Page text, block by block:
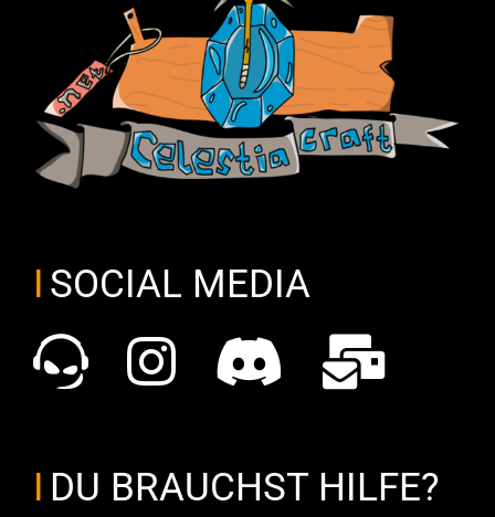
SOCIAL MEDIA
DU BRAUCHST HILFE?